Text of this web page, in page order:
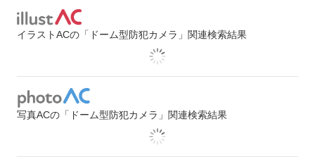
イラストACの「ドーム型防犯カメラ」関連検索結果
写真ACの「ドーム型防犯カメラ」関連検索結果